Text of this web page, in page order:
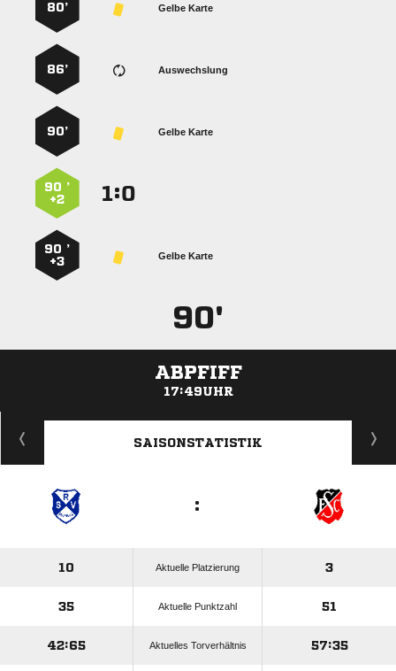
Gelbe Karte
80’
Auswechslung
86’
Gelbe Karte
90’
:
90 ’
+2
Gelbe Karte
90 ’
+3
90'
ABPFIFF
17:49UHR
ANZEIGE
SAISONSTATISTIK
:
10 Aktuelle Platzierung 3
35 Aktuelle Punktzahl 51
42:65 Aktuelles Torverhältnis 57:35